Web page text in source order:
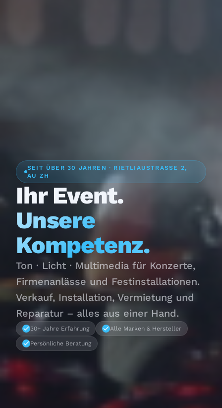
SEIT ÜBER 30 JAHREN · RIETLIAUSTRASSE 2,
AU ZH
Ihr Event.
Unsere
Kompetenz.
Ton · Licht · Multimedia für Konzerte,
Firmenanlässe und Festinstallationen.
Verkauf, Installation, Vermietung und
Reparatur – alles aus einer Hand.
30+ Jahre Erfahrung Alle Marken & Hersteller
Persönliche Beratung